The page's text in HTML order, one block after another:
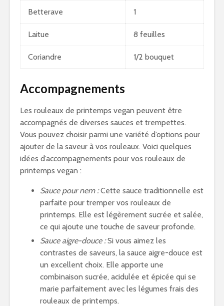
Betterave 1
Laitue 8 feuilles
Coriandre 1/2 bouquet
Accompagnements
Les rouleaux de printemps vegan peuvent être
accompagnés de diverses sauces et trempettes.
Vous pouvez choisir parmi une variété d’options pour
ajouter de la saveur à vos rouleaux. Voici quelques
idées d’accompagnements pour vos rouleaux de
printemps vegan :
Sauce pour nem :Cette sauce traditionnelle est
parfaite pour tremper vos rouleaux de
printemps. Elle est légèrement sucrée et salée,
ce qui ajoute une touche de saveur profonde.
Sauce aigre-douce :Si vous aimez les
contrastes de saveurs, la sauce aigre-douce est
un excellent choix. Elle apporte une
combinaison sucrée, acidulée et épicée qui se
marie parfaitement avec les légumes frais des
rouleaux de printemps.